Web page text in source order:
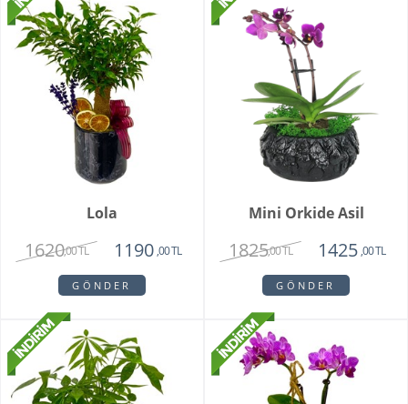
Lola
1620,00 TL 1190 ,00 TL
GÖNDER
Mini Orkide Asil
1825,00 TL 1425 ,00 TL
GÖNDER